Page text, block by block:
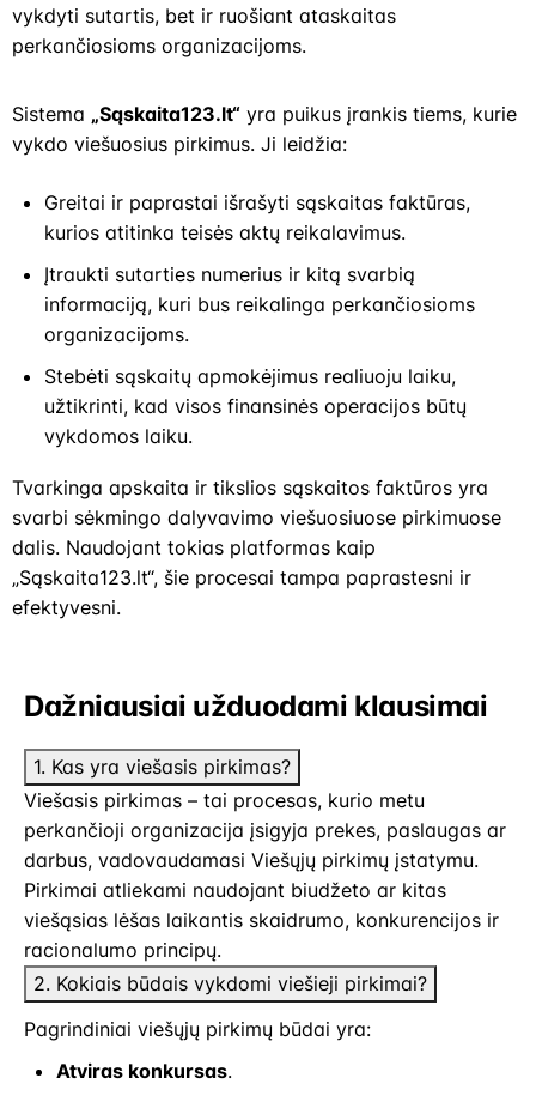
vykdyti sutartis, bet ir ruošiant ataskaitas
perkančiosioms organizacijoms.
Sistema „Sąskaita123.lt“ yra puikus įrankis tiems, kurie
vykdo viešuosius pirkimus. Ji leidžia:
Greitai ir paprastai išrašyti sąskaitas faktūras,
kurios atitinka teisės aktų reikalavimus.
Įtraukti sutarties numerius ir kitą svarbią
informaciją, kuri bus reikalinga perkančiosioms
organizacijoms.
Stebėti sąskaitų apmokėjimus realiuoju laiku,
užtikrinti, kad visos finansinės operacijos būtų
vykdomos laiku.
Tvarkinga apskaita ir tikslios sąskaitos faktūros yra
svarbi sėkmingo dalyvavimo viešuosiuose pirkimuose
dalis. Naudojant tokias platformas kaip
„Sąskaita123.lt“, šie procesai tampa paprastesni ir
efektyvesni.
Dažniausiai užduodami klausimai
1. Kas yra viešasis pirkimas?
Viešasis pirkimas – tai procesas, kurio metu
perkančioji organizacija įsigyja prekes, paslaugas ar
darbus, vadovaudamasi Viešųjų pirkimų įstatymu.
Pirkimai atliekami naudojant biudžeto ar kitas
viešąsias lėšas laikantis skaidrumo, konkurencijos ir
racionalumo principų.
2. Kokiais būdais vykdomi viešieji pirkimai?
Pagrindiniai viešųjų pirkimų būdai yra:
Atviras konkursas.